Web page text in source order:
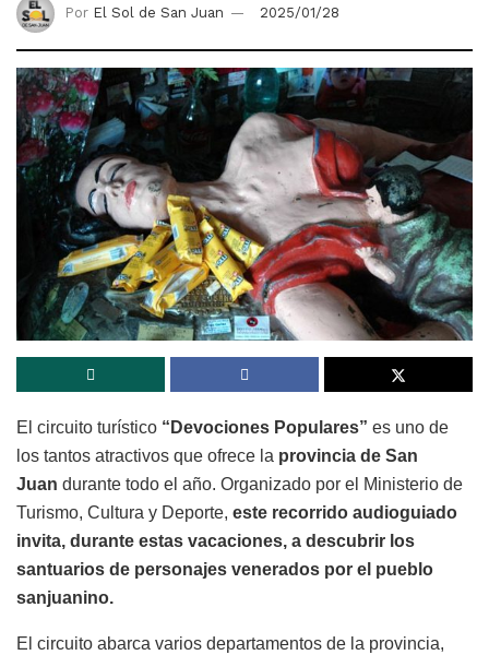
Por El Sol de San Juan 2025/01/28
El circuito turístico “Devociones Populares” es uno de
los tantos atractivos que ofrece la provincia de San
Juan durante todo el año. Organizado por el Ministerio de
Turismo, Cultura y Deporte, este recorrido audioguiado
invita, durante estas vacaciones, a descubrir los
santuarios de personajes venerados por el pueblo
sanjuanino.
El circuito abarca varios departamentos de la provincia,